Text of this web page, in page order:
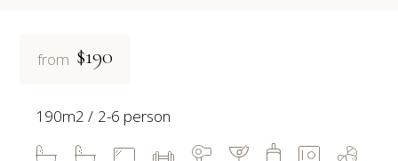
from $190
190m2 2-6 person